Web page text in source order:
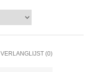
VERLANGLIJST (0)